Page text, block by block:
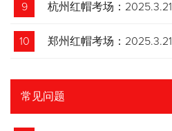
9 杭州红帽考场：2025.3.21
10 郑州红帽考场：2025.3.21
常见问题